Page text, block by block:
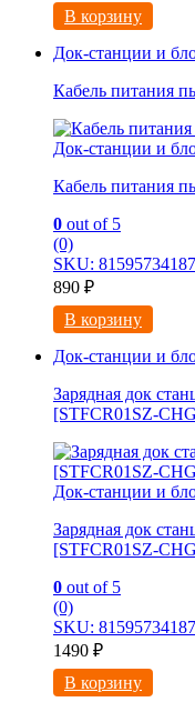
В корзину
Док-станции и
Кабель питания
Док-станции и
Кабель питания
0 out of 5
(0)
SKU:
890 ₽
В корзину
Док-станции и
Зарядная док
[STFCR01SZ-
Док-станции и
Зарядная док
[STFCR01SZ-
0 out of 5
(0)
SKU:
1490 ₽
В корзину